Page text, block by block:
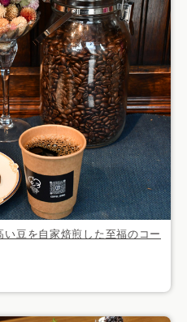
い豆を自家焙煎した至福のコー